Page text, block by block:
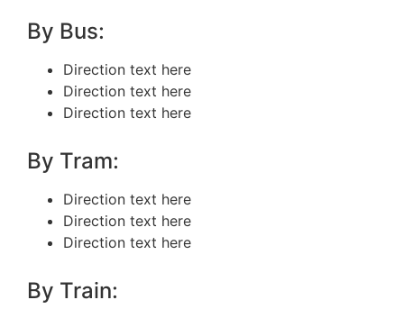
By Bus:
Direction text here
Direction text here
Direction text here
By Tram:
Direction text here
Direction text here
Direction text here
By Train: